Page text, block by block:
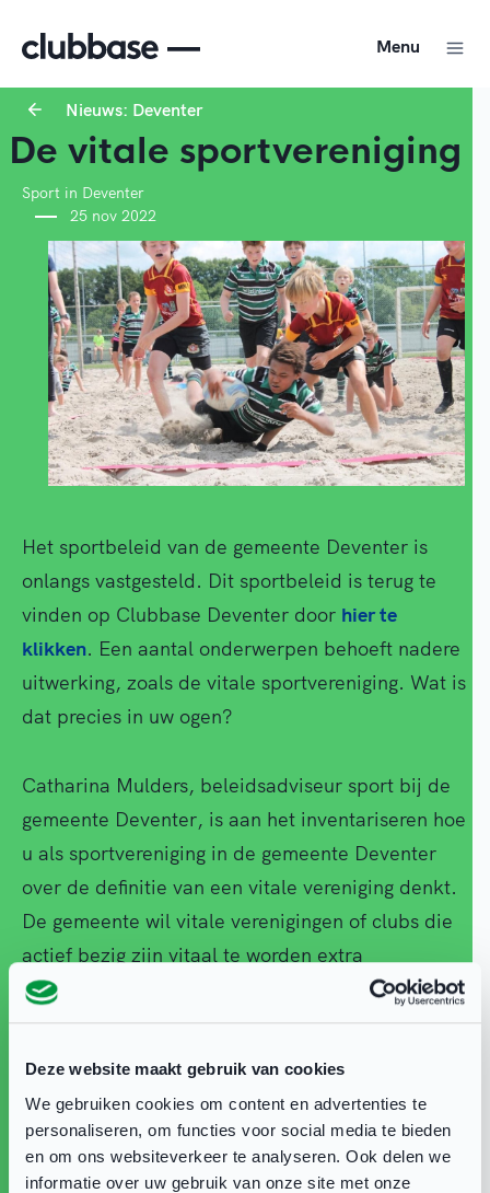
Deze website maakt gebruik van cookies
We gebruiken cookies om content en advertenties te
personaliseren, om functies voor social media te bieden
en om ons websiteverkeer te analyseren. Ook delen we
informatie over uw gebruik van onze site met onze
Menu
Nieuws: Deventer
De vitale sportvereniging
Sport in Deventer
25 nov 2022
Het sportbeleid van de gemeente Deventer is
onlangs vastgesteld. Dit sportbeleid is terug te
vinden op Clubbase Deventer door hier te
klikken. Een aantal onderwerpen behoeft nadere
uitwerking, zoals de vitale sportvereniging. Wat is
dat precies in uw ogen?
Catharina Mulders, beleidsadviseur sport bij de
gemeente Deventer, is aan het inventariseren hoe
u als sportvereniging in de gemeente Deventer
over de definitie van een vitale vereniging denkt.
De gemeente wil vitale verenigingen of clubs die
actief bezig zijn vitaal te worden extra
ondersteunen.
U kunt als clubbestuurder meedenken over de
definitie en wat dan het vervolg voor een
sportvereniging kan zijn. Het bestand met de
definitie is te downloaden via onderstaande link.